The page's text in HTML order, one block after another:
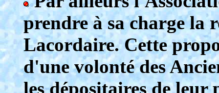
prendre à sa charge la
Lacordaire. Cette
d'une volonté des
les dépositaires de leur